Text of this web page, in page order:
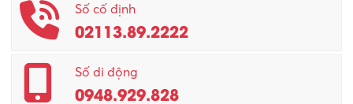
Promotion Girl (PG)
Quản lý – Giám đốc
Số cố định
02113.89.2222
Số di động
0948.929.828